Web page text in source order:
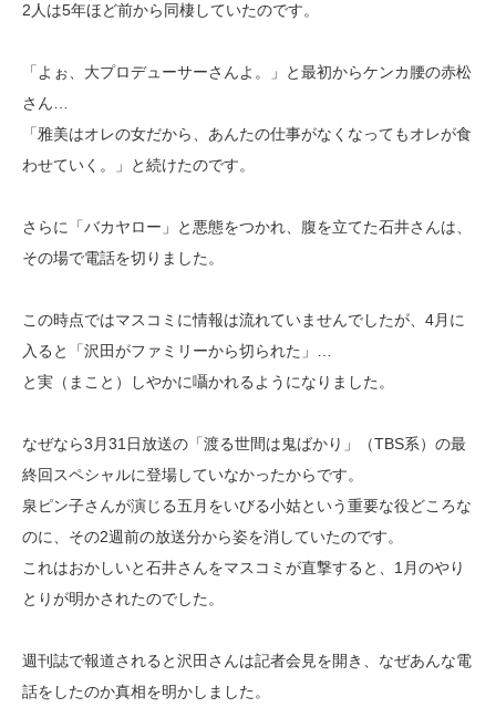
2人は5年ほど前から同棲していたのです。
「よぉ、大プロデューサーさんよ。」と最初からケンカ腰の赤松
さん…
「雅美はオレの女だから、あんたの仕事がなくなってもオレが食
わせていく。」と続けたのです。
さらに「バカヤロー」と悪態をつかれ、腹を立てた石井さんは、
その場で電話を切りました。
この時点ではマスコミに情報は流れていませんでしたが、4月に
入ると「沢田がファミリーから切られた」…
と実（まこと）しやかに囁かれるようになりました。
なぜなら3月31日放送の「渡る世間は鬼ばかり」（TBS系）の最
終回スペシャルに登場していなかったからです。
泉ピン子さんが演じる五月をいびる小姑という重要な役どころな
のに、その2週前の放送分から姿を消していたのです。
これはおかしいと石井さんをマスコミが直撃すると、1月のやり
とりが明かされたのでした。
週刊誌で報道されると沢田さんは記者会見を開き、なぜあんな電
話をしたのか真相を明かしました。